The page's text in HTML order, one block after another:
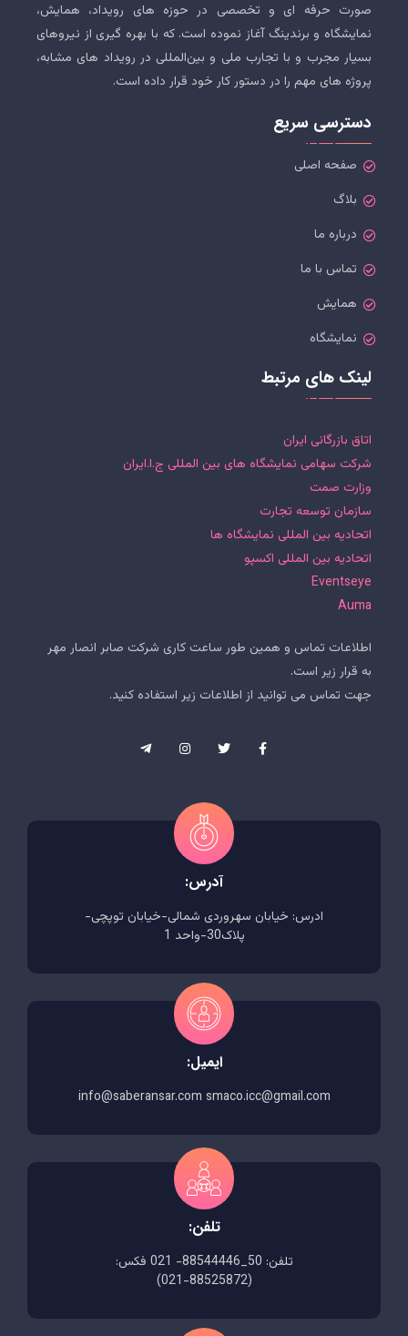
صورت حرفه ای و تخصصی در حوزه های رویداد، همایش،
نمایشگاه و برندینگ آغاز نموده است. که با بهره گیری از نیروهای
بسیار مجرب و با تجارب ملی و بین‌المللی در رویداد های مشابه،
پروژه های مهم را در دستور کار خود قرار داده است.
دسترسی سریع
صفحه اصلی
بلاگ
درباره ما
تماس با ما
همایش
نمایشگاه
لینک های مرتبط
اتاق بازرگانی ایران
شرکت سهامی نمایشگاه های بین المللی ج.ا.ایران
وزارت صمت
سازمان توسعه تجارت
اتحادیه بین المللی نمایشگاه ها
اتحادیه بین المللی اکسپو
Eventseye
Auma
اطلاعات تماس و همین طور ساعت کاری شرکت صابر انصار مهر
به قرار زیر است.
جهت تماس می توانید از اطلاعات زیر استفاده کنید.
آدرس:
ادرس: خیابان سهروردی شمالی-خیابان توپچی-
پلاک30-واحد 1
ایمیل:
info@saberansar.com smaco.icc@gmail.com
تلفن:
تلفن: 50_88544446- 021 فکس:
(88525872-021)